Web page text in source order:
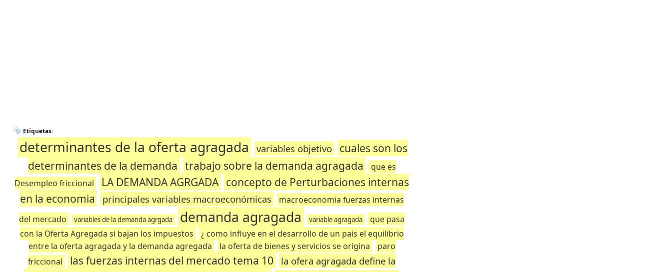
Etiquetas:
determinantes de la oferta agragada variables objetivo
cuales son los
determinantes de la demanda trabajo sobre la demanda agragada
que es
Desempleo friccional
LA DEMANDA AGRGADA concepto de Perturbaciones internas
en la economia
principales variables macroeconómicas
macroeconomia fuerzas internas
del mercado
variables de la demanda agrgada demanda agragada variable agragada
que pasa
con la Oferta Agregada si bajan los impuestos
¿ como influye en el desarrollo de un pais el equilibrio
entre la oferta agragada y la demanda agregada
la oferta de bienes y servicios se origina
paro
friccional
las fuerzas internas del mercado tema 10
la ofera agragada define la